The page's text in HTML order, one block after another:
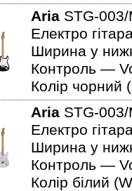
Aria STG-
Електро
Ширина у
Контроль —
Колір чорний
Aria STG-
Електро
Ширина у
Контроль —
Колір білий